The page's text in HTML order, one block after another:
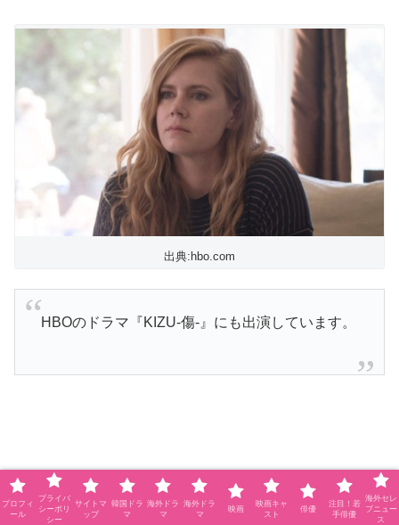
出典:hbo.com
HBOのドラマ『KIZU-傷-』にも出演しています。
プロフィ
ール
プライバ
シーポリ
シー
サイトマ
ップ
韓国ドラ
マ
海外ドラ
マ
海外ドラ
マ
映画
映画キャ
スト
俳優
注目！若
手俳優
海外セレ
ブニュー
ス